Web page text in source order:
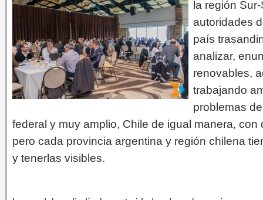
la región
autoridades
país
analizar,
renovables,
trabajando
problemas
federal y muy amplio, Chile de igual manera,
pero cada provincia argentina y región chilena
y tenerlas visibles.